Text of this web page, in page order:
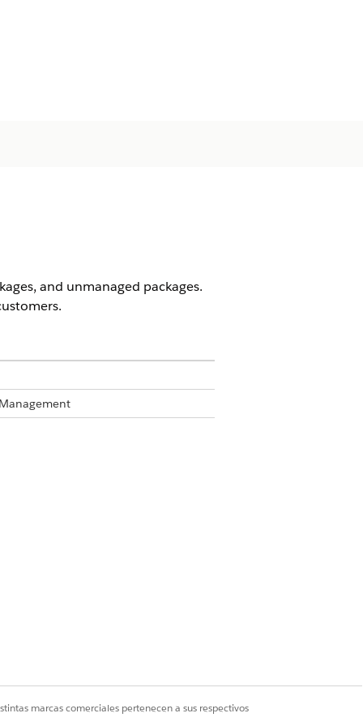
and unmanaged packages.
marcas comerciales pertenecen a sus respectivos